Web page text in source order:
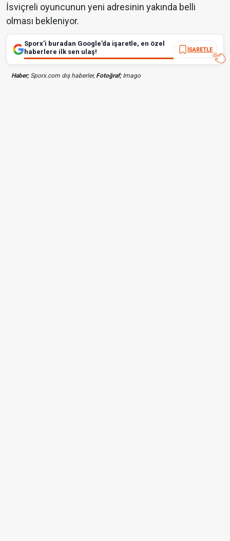
İsviçreli oyuncunun yeni adresinin yakında belli
olması bekleniyor.
Sporx’i buradan Google’da işaretle, en özel
haberlere ilk sen ulaş!
İŞARETLE
Haber;Sporx.com dış haberler,Fotoğraf;Imago